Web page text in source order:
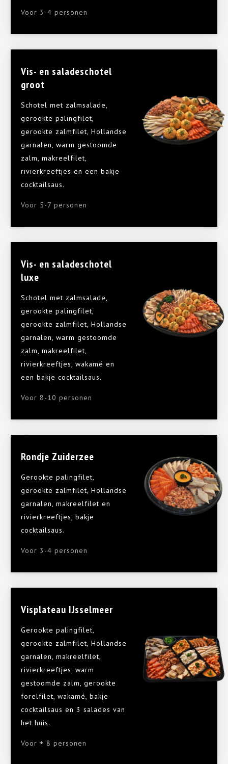
Voor 3-4 personen
Vis- en saladeschotel
groot
Schotel met zalmsalade,
gerookte palingfilet,
gerookte zalmfilet, Hollandse
garnalen, warm gestoomde
zalm, makreelfilet,
rivierkreeftjes en een bakje
cocktailsaus.
Voor 5-7 personen
Vis- en saladeschotel
luxe
Schotel met zalmsalade,
gerookte palingfilet,
gerookte zalmfilet, Hollandse
garnalen, warm gestoomde
zalm, makreelfilet,
rivierkreeftjes, wakamé en
een bakje cocktailsaus.
Voor 8-10 personen
Rondje Zuiderzee
Gerookte palingfilet,
gerookte zalmfilet, Hollandse
garnalen, makreelfilet en
rivierkreeftjes, bakje
cocktailsaus.
Voor 3-4 personen
Visplateau IJsselmeer
Gerookte palingfilet,
gerookte zalmfilet, Hollandse
garnalen, makreelfilet,
rivierkreeftjes, warm
gestoomde zalm, gerookte
forelfilet, wakamé, bakje
cocktailsaus en 3 salades van
het huis.
Voor ± 8 personen